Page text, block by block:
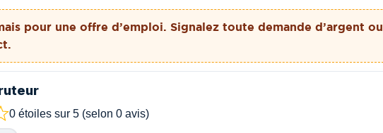
pour une offre d’emploi. Signalez toute demande d’argent ou
0 étoiles sur 5 (selon 0 avis)